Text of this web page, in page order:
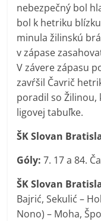
nebezpečný bol
bol k hetriku
minula žilinskú
v zápase
V závere zápasu
zavŕšil Čavrič
poradil so
ligovej tabuľke.
ŠK Slovan
Góly:7. 17 a 84.
ŠK Slovan
Bajrić, Sekulić –
Nono) – Moha,